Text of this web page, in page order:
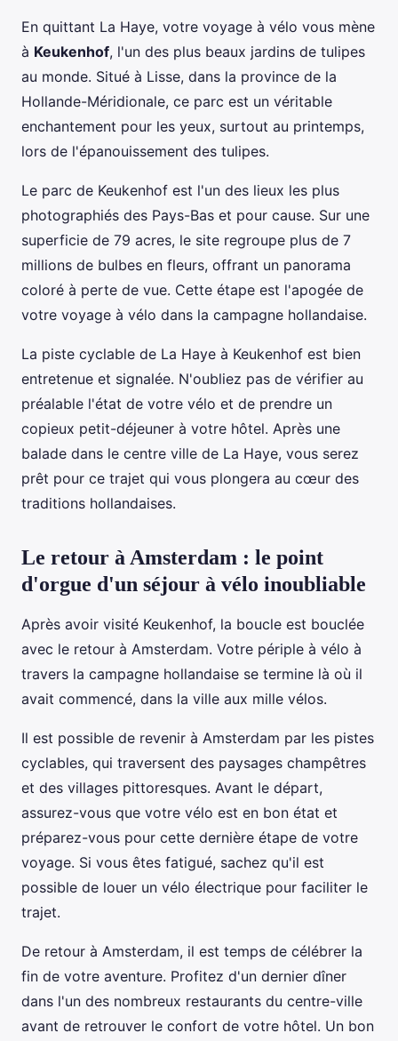
En quittant La Haye, votre voyage à vélo vous mène
à Keukenhof, l'un des plus beaux jardins de tulipes
au monde. Situé à Lisse, dans la province de la
Hollande-Méridionale, ce parc est un véritable
enchantement pour les yeux, surtout au printemps,
lors de l'épanouissement des tulipes.
Le parc de Keukenhof est l'un des lieux les plus
photographiés des Pays-Bas et pour cause. Sur une
superficie de 79 acres, le site regroupe plus de 7
millions de bulbes en fleurs, offrant un panorama
coloré à perte de vue. Cette étape est l'apogée de
votre voyage à vélo dans la campagne hollandaise.
La piste cyclable de La Haye à Keukenhof est bien
entretenue et signalée. N'oubliez pas de vérifier au
préalable l'état de votre vélo et de prendre un
copieux petit-déjeuner à votre hôtel. Après une
balade dans le centre ville de La Haye, vous serez
prêt pour ce trajet qui vous plongera au cœur des
traditions hollandaises.
Le retour à Amsterdam : le point
d'orgue d'un séjour à vélo inoubliable
Après avoir visité Keukenhof, la boucle est bouclée
avec le retour à Amsterdam. Votre périple à vélo à
travers la campagne hollandaise se termine là où il
avait commencé, dans la ville aux mille vélos.
Il est possible de revenir à Amsterdam par les pistes
cyclables, qui traversent des paysages champêtres
et des villages pittoresques. Avant le départ,
assurez-vous que votre vélo est en bon état et
préparez-vous pour cette dernière étape de votre
voyage. Si vous êtes fatigué, sachez qu'il est
possible de louer un vélo électrique pour faciliter le
trajet.
De retour à Amsterdam, il est temps de célébrer la
fin de votre aventure. Profitez d'un dernier dîner
dans l'un des nombreux restaurants du centre-ville
avant de retrouver le confort de votre hôtel. Un bon